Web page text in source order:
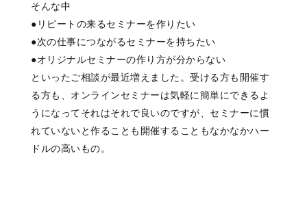
そんな中
●リピートの来るセミナーを作りたい
●次の仕事につながるセミナーを持ちたい
●オリジナルセミナーの作り方が分からない
といったご相談が最近増えました。 受ける方も開催す
る方も、 オンラインセミナーは気軽に簡単にできるよ
うになってそれはそれで良いのですが、 セミナーに慣
れていないと作ることも開催することもなかなかハー
ドルの高いもの。